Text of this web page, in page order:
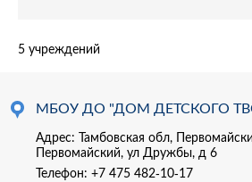
5 учреждений
МБОУ ДО "ДОМ ДЕТСКОГО
Адрес: Тамбовская обл,
Первомайский, ул Дружбы, д 6
Телефон: +7 475 482-10-17